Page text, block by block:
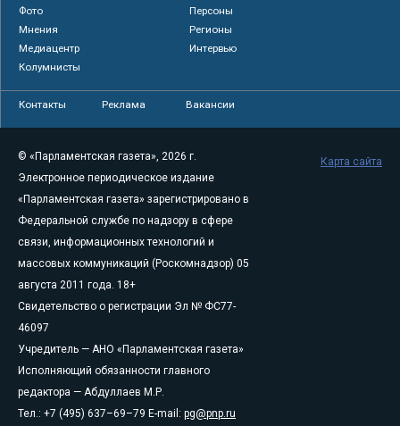
Фото
Персоны
Мнения
Регионы
Медиацентр
Интервью
Колумнисты
Контакты Реклама Вакансии
© «Парламентская газета», 2026 г.
Электронное периодическое издание
«Парламентская газета» зарегистрировано в
Федеральной службе по надзору в сфере
связи, информационных технологий и
массовых коммуникаций (Роскомнадзор) 05
августа 2011 года. 18+
Свидетельство о регистрации Эл № ФС77-
46097
Учредитель — АНО «Парламентская газета»
Исполняющий обязанности главного
редактора — Абдуллаев М.Р.
Тел.: +7 (495) 637–69–79 E-mail: pg@pnp.ru
Карта сайта